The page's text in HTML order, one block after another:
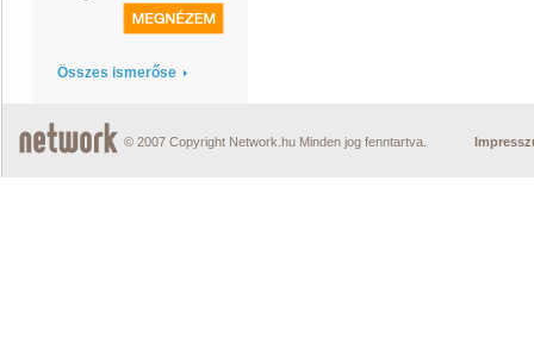
Összes ismerőse
© 2007 Copyright Network.hu Minden jog fenntartva.